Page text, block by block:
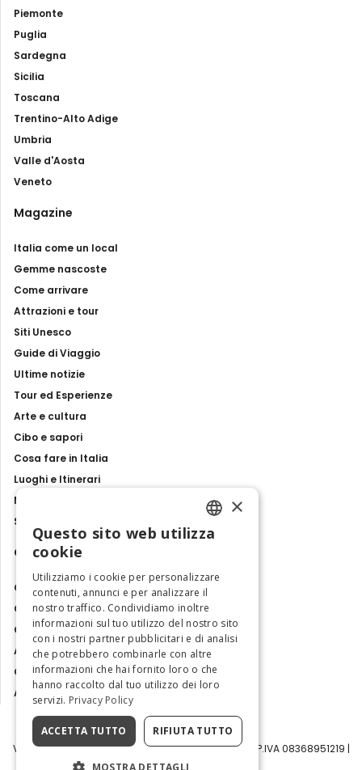
Piemonte
Puglia
Sardegna
Sicilia
Toscana
Trentino-Alto Adige
Umbria
Valle d'Aosta
Veneto
Magazine
Italia come un local
Gemme nascoste
Come arrivare
Attrazioni e tour
Siti Unesco
Guide di Viaggio
Ultime notizie
Tour ed Esperienze
Arte e cultura
Cibo e sapori
Cosa fare in Italia
Luoghi e Itinerari
Mostre, eventi e spettacoli
Storie e tradizioni
Contatti
Chi siamo
Collabora con noi
Contatti
Ambasciatrice dell'Eccellenza
Osservatorio Turismo
Area Riservata
Visit Italy Srl | Via Filippo Argelati, 10, 20143 Milano | P.IVA 08368951219 |
ENGLISH
ITALIAN
×
Questo sito web utilizza
cookie
Utilizziamo i cookie per personalizzare
contenuti, annunci e per analizzare il
nostro traffico. Condividiamo inoltre
informazioni sul tuo utilizzo del nostro sito
con i nostri partner pubblicitari e di analisi
che potrebbero combinarle con altre
informazioni che hai fornito loro o che
hanno raccolto dal tuo utilizzo dei loro
servizi. Privacy Policy
ACCETTA TUTTO RIFIUTA TUTTO
MOSTRA DETTAGLI